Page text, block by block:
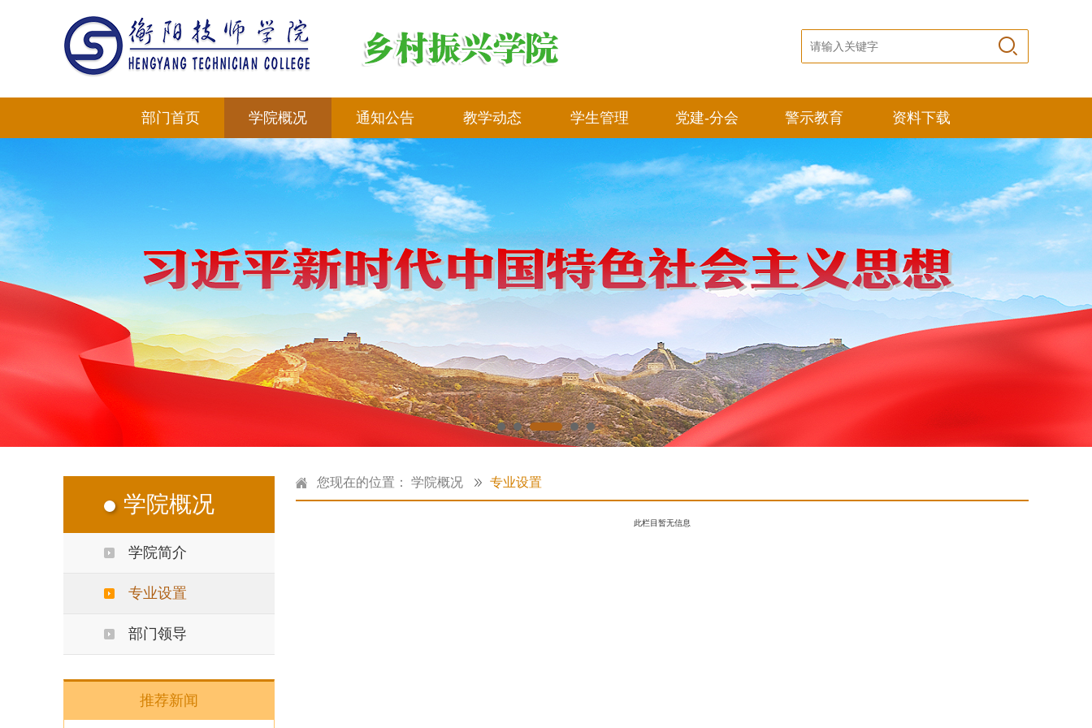
部门首页 学院概况
学院简介
专业设置
通知公告 教学动态
对口升学---单招
对口升学---高考
学生管理
奖助学金专栏
普通话查询
职业资格证书查询
毕业证书查询
党建-分会
党建专栏
分会专栏
团总支专栏
警示教育
历史上的今天
廉政教育
资料下载
学院概况
学院简介
专业设置
部门领导
推荐新闻
您现在的位置： 学院概况 专业设置
此栏目暂无信息